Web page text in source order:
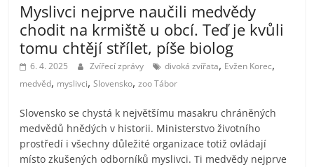
Myslivci nejprve naučili medvědy
chodit na krmiště u obcí. Teď je kvůli
tomu chtějí střílet, píše biolog
6. 4. 2025 Zvířecí zprávy divoká zvířata, Evžen Korec,
medvěd, myslivci,Slovensko,zoo Tábor
Slovensko se chystá k největšímu masakru chráněných
medvědů hnědých v historii. Ministerstvo životního
prostředí i všechny důležité organizace totiž ovládají
místo zkušených odborníků myslivci. Ti medvědy nejprve